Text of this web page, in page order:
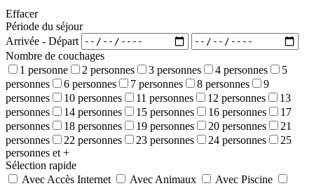
Effacer
Période du séjour
Arrivée - Départ
Nombre de couchages
1 personne
2 personnes 3 personnes 4 personnes
5
personnes
6 personnes 7 personnes 8 personnes
9
personnes
10 personnes 11 personnes 12 personnes
13
personnes
14 personnes 15 personnes 16 personnes
17
personnes
18 personnes 19 personnes 20 personnes
21
personnes
22 personnes 23 personnes 24 personnes
25
personnes et +
Sélection rapide
Avec Accès Internet
Avec Animaux
Avec Piscine